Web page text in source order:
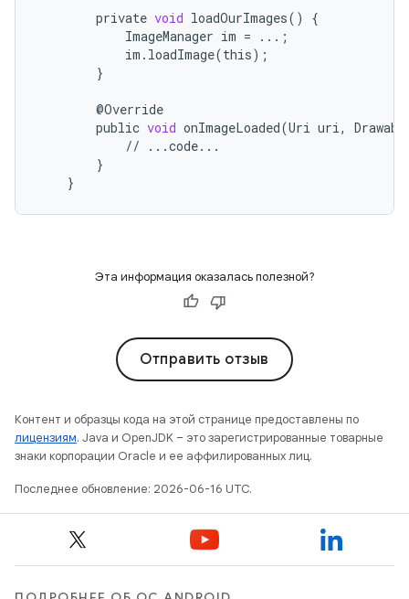
private void loadOurImages()
{
ImageManager im = ... ;
im . loadImage(this);
}
@Override
public void onImageLoaded(Uri uri,
//
...code...
}
}
Эта информация оказалась полезной?
Отправить отзыв
Контент и образцы кода на этой странице предоставлены по
лицензиям. Java и OpenJDK – это зарегистрированные товарные
знаки корпорации Oracle и ее аффилированных лиц.
Последнее обновление: 2026-06-16 UTC.